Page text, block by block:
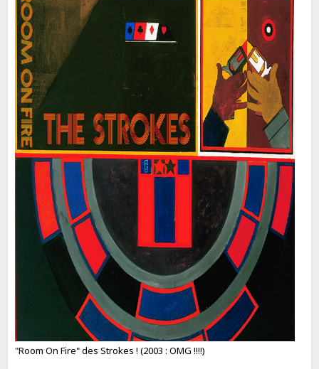
"Room On Fire" des Strokes ! (2003 : OMG !!!!)